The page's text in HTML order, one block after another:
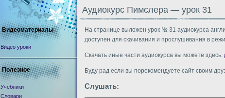
Аудиокурс Пимслера — урок 31
На странице выложен урок № 31 аудиокурса
доступен для скачивания и прослушивания в
Скачать иные части аудиокурса вы можете здесь:
Буду рад если вы порекомендуете сайт своим
Слушать:
Видеоматериалы
Видео уроки
Полезное
Учебники
Словари